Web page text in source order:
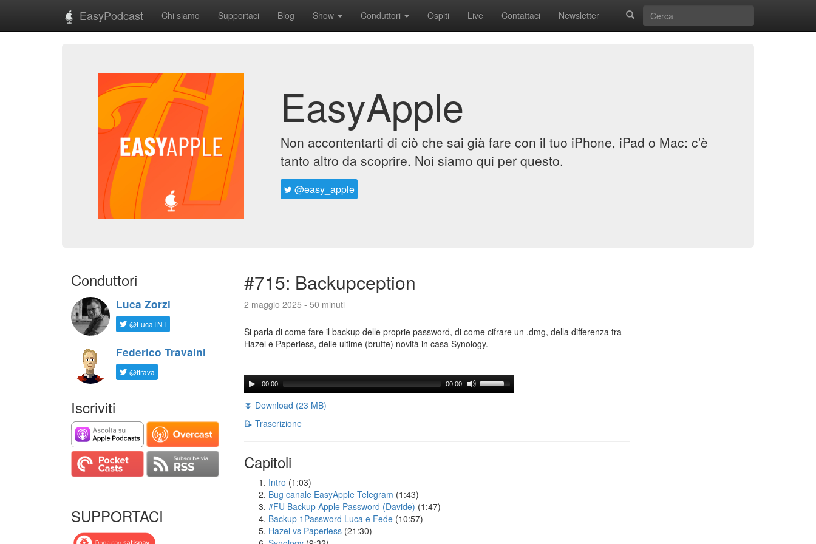
EasyPodcast Chi siamo Supportaci Blog Show Conduttori Ospiti Live Contattaci Newsletter
EasyApple
Non accontentarti di ciò che sai già fare con il tuo iPhone, iPad o Mac: c'è
tanto altro da scoprire. Noi siamo qui per questo.
@easy_apple
Conduttori
Luca Zorzi
@LucaTNT
Federico Travaini
@ftrava
Iscriviti
SUPPORTACI
#715: Backupception
2 maggio 2025 - 50 minuti
Si parla di come fare il backup delle proprie password, di come cifrare un .dmg, della differenza tra
Hazel e Paperless, delle ultime (brutte) novità in casa Synology.
00:00 00:00
⏬ Download (23 MB)
📝 Trascrizione
Capitoli
Intro (1:03)
Bug canale EasyApple Telegram (1:43)
#FU Backup Apple Password (Davide) (1:47)
Backup 1Password Luca e Fede (10:57)
Hazel vs Paperless (21:30)